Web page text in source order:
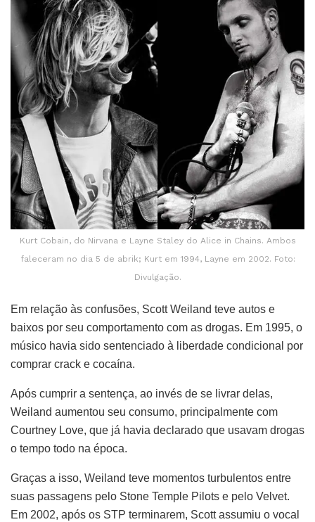
Kurt Cobain, do Nirvana e Layne Staley do Alice in Chains. Ambos
faleceram no dia 5 de abrik; Kurt em 1994, Layne em 2002. Foto:
Divulgação.
Em relação às confusões, Scott Weiland teve autos e
baixos por seu comportamento com as drogas. Em 1995, o
músico havia sido sentenciado à liberdade condicional por
comprar crack e cocaína.
Após cumprir a sentença, ao invés de se livrar delas,
Weiland aumentou seu consumo, principalmente com
Courtney Love, que já havia declarado que usavam drogas
o tempo todo na época.
Graças a isso, Weiland teve momentos turbulentos entre
suas passagens pelo Stone Temple Pilots e pelo Velvet.
Em 2002, após os STP terminarem, Scott assumiu o vocal